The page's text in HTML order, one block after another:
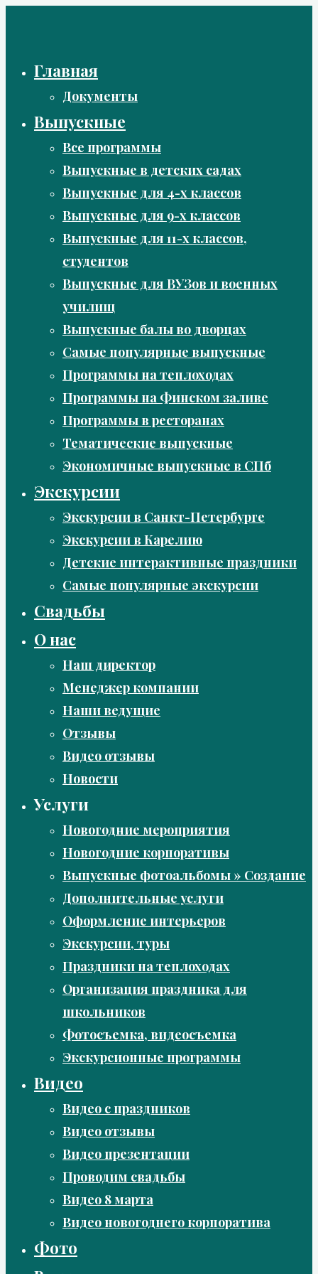
Главная
Документы
Выпускные
Все программы
Выпускные в детских садах
Выпускные для 4-х классов
Выпускные для 9-х классов
Выпускные для 11-х классов,
студентов
Выпускные для ВУЗов и военных
училищ
Выпускные балы во дворцах
Самые популярные выпускные
Программы на теплоходах
Программы на Финском заливе
Программы в ресторанах
Тематические выпускные
Экономичные выпускные в СПб
Экскурсии
Экскурсии в Санкт-Петербурге
Экскурсии в Карелию
Детские интерактивные праздники
Самые популярные экскурсии
Свадьбы
О нас
Наш директор
Менеджер компании
Наши ведущие
Отзывы
Видео отзывы
Новости
Услуги
Новогодние мероприятия
Новогодние корпоративы
Выпускные фотоальбомы » Создание
Дополнительные услуги
Оформление интерьеров
Экскурсии, туры
Праздники на теплоходах
Организация праздника для
школьников
Фотосъемка, видеосъемка
Экскурсионные программы
Видео
Видео с праздников
Видео отзывы
Видео презентации
Проводим свадьбы
Видео 8 марта
Видео новогоднего корпоратива
Фото